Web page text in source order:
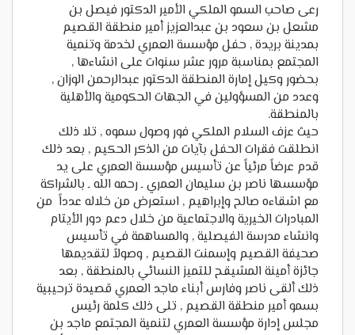
رعى صاحب السمو الملكي الأمير الدكتور فيصل بن
مشعل بن سعود بن عبدالعزيز أمير منطقة القصيم
بمدينة بريدة , حفل مؤسسة العمري لخدمة وتنمية
المجتمع بمناسبة مرور عشر سنوات على انشاءها ,
بحضور وكيل إمارة المنطقة الدكتور عبدالرحمن الوزان ,
وعدد من المسؤولين في الجهات الحكومية والأهلية
بالمنطقة.
حيث عزف السلام الملكي فور وصول سموه , تلا ذلك
انطلقت فقرات الحفل بآيات من الذكر الحكيم , بعد ذلك
قدم عرضاً مرئياً عن تأسيس مؤسسة العمري على يد
مؤسسها ناصر بن سليمان العمري ـ رحمه الله ـ بالشراكة
مع اشقاءه صالح وإبراهيم , استعرض من خلاله عدداً من
المبادرات الخيرية والاجتماعية من خلال دعم دور الأيتام
وانشاء مدرسة الفيصلية , والمساهمة في تأسيس
صحيفة القصيم وإسمنت القصيم , وصولاً لتقديمها
جائزة أمينة المشيقح للتميز النسائي بالمنطقة , بعد
ذلك ألقى ناصر وفارس أبناء ماجد العمري قصيدة ترحيبية
بسمو أمير منطقة القصيم , تلى ذلك كلمة رئيس
مجلس إدارة مؤسسة العمري لتنمية المجتمع ماجد بن